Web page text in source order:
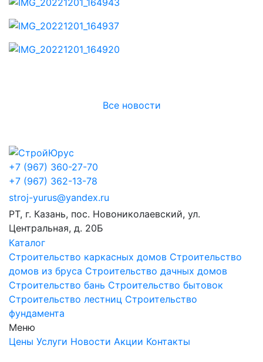
Все новости
+7 (967) 360-27-70
+7 (967) 362-13-78
stroj-yurus@yandex.ru
РТ, г. Казань, пос. Новониколаевский, ул.
Центральная, д. 20Б
Каталог
Строительство каркасных домов Строительство
домов из бруса Строительство дачных домов
Строительство бань Строительство бытовок
Строительство лестниц Строительство
фундамента
Меню
Цены Услуги Новости Акции Контакты